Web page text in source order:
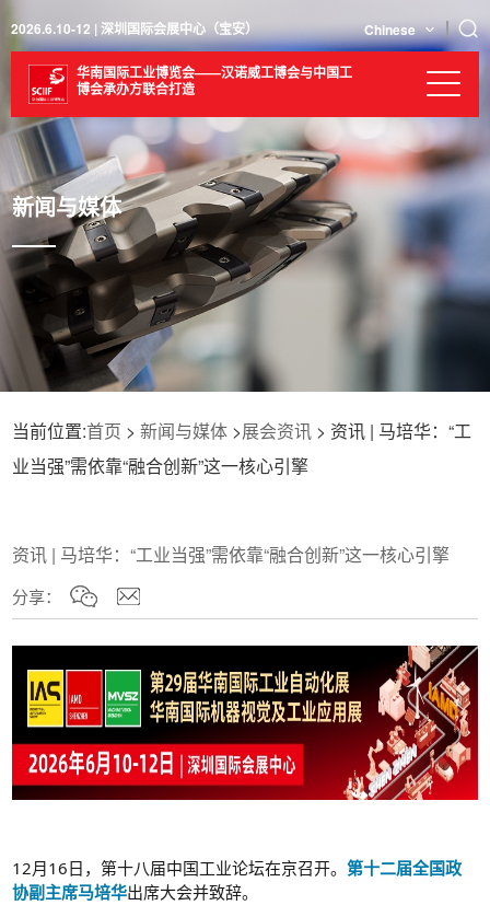
2026.6.10-12 | 深圳国际会展中心（宝安） Chinese
华南国际工业博览会——汉诺威工博会与中国工
博会承办方联合打造
新闻与媒体
当前位置:首页 >新闻与媒体 >展会资讯 > 资讯 | 马培华：“工
业当强”需依靠“融合创新”这一核心引擎
资讯 | 马培华：“工业当强”需依靠“融合创新”这一核心引擎
分享：
12月16日，第十八届中国工业论坛在京召开。第十二届全国政
协副主席马培华出席大会并致辞。